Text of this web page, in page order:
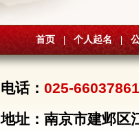
首页 | 个人起名 |
电话： 025-
地址：南京市建邺区